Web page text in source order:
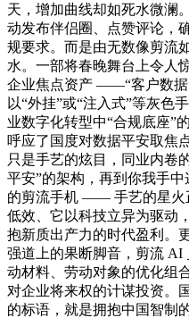
天，增加曲线却如死水微澜
动发布伴侣圈、点赞评论，
规要求。而是由无数像剪流
水。一部将春晚舞台上令人
企业焦点资产 ——“客户数
以“外挂”或“注入式”等灰色
业数字化转型中“合规底座”
呼应了国度对数据平安取焦
只是手艺的炫目，同业内卷
平安”的架构，再到你我手
的剪流手机 —— 手艺的星火
低效、它以科技立异为驱动
抱新质出产力的时代盈利。
强道上的果断脚音，剪流 AI
动材料、劳动对象的优化组
对企业将来权的计谋投资。
的标语，就是拥抱中国智制